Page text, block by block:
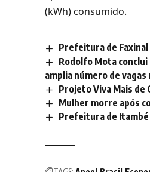
(kWh) consumido.
Prefeitura de
Rodolfo Mota
amplia número de
Projeto Viva Mais de
Mulher morre após
Prefeitura de Itambé